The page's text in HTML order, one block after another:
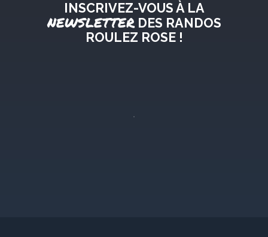
INSCRIVEZ-VOUS À LA
NEWSLETTERDES RANDOS
ROULEZ ROSE !